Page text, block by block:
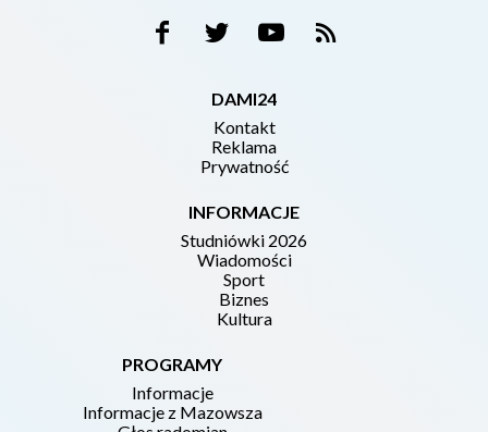
DAMI24
Kontakt
Reklama
Prywatność
INFORMACJE
Studniówki 2026
Wiadomości
Sport
Biznes
Kultura
PROGRAMY
Informacje
Informacje z Mazowsza